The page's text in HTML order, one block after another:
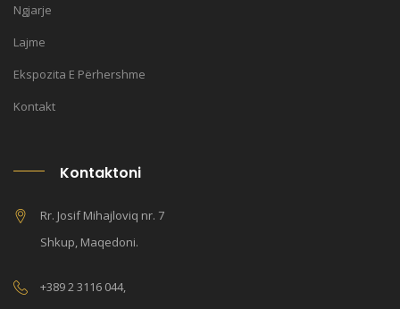
Ngjarje
Lajme
Ekspozita E Përhershme
Kontakt
Kontaktoni
Rr. Josif Mihajloviq nr. 7
Shkup, Maqedoni.
+389 2 3116 044,